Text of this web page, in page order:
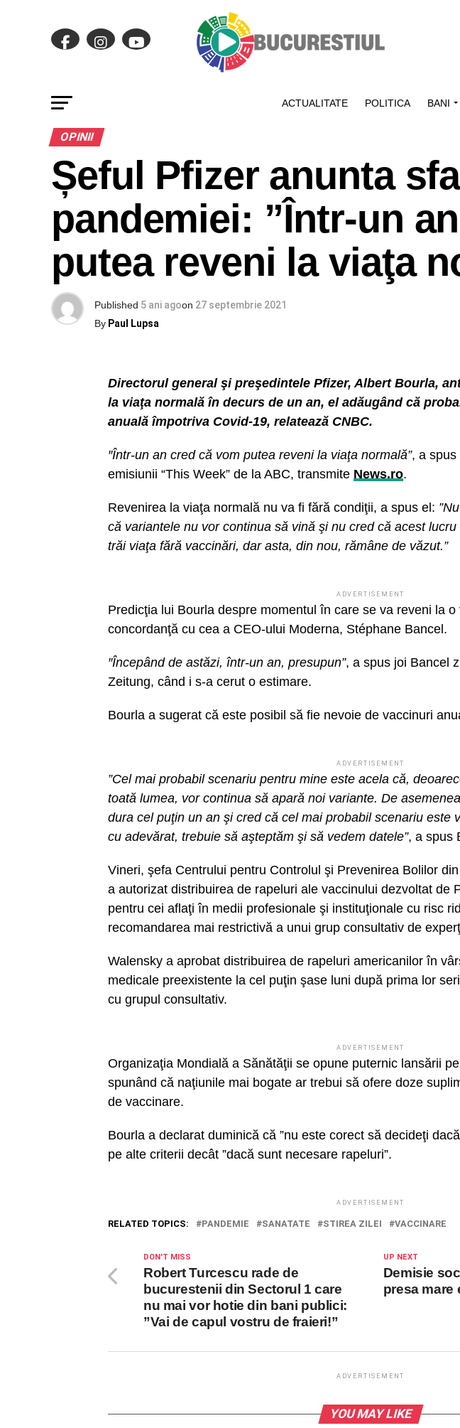
ACTUALITATE POLITICA BANI
OPINII
Șeful Pfizer anunta
pandemiei: ”Într-un
putea reveni la viaţa
Published 5 ani agoon 27 septembrie 2021
By Paul Lupsa
Directorul general şi preşedintele Pfizer, Albert Bourla,
la viaţa normală în decurs de un an, el adăugând că
anuală împotriva Covid-19, relatează CNBC.
″Într-un an cred că vom putea reveni la viaţa normală”, a spus
emisiunii “This Week” de la ABC, transmite News.ro.
Revenirea la viaţa normală nu va fi fără condiţii, a spus el:
că variantele nu vor continua să vină şi nu cred că acest
trăi viaţa fără vaccinări, dar asta, din nou, rămâne de văzut.”
ADVERTISEMENT
Predicţia lui Bourla despre momentul în care se va reveni la
concordanţă cu cea a CEO-ului Moderna, Stéphane Bancel.
″Începând de astăzi, într-un an, presupun”, a spus joi Bancel
Zeitung, când i s-a cerut o estimare.
Bourla a sugerat că este posibil să fie nevoie de vaccinuri
ADVERTISEMENT
”Cel mai probabil scenariu pentru mine este acela că,
toată lumea, vor continua să apară noi variante. De
dura cel puţin un an şi cred că cel mai probabil scenariu este
cu adevărat, trebuie să aşteptăm şi să vedem datele”, a spus
Vineri, şefa Centrului pentru Controlul şi Prevenirea Bolilor
a autorizat distribuirea de rapeluri ale vaccinului dezvoltat de
pentru cei aflaţi în medii profesionale şi instituţionale cu risc
recomandarea mai restrictivă a unui grup consultativ de
Walensky a aprobat distribuirea de rapeluri americanilor în
medicale preexistente la cel puţin şase luni după prima lor
cu grupul consultativ.
ADVERTISEMENT
Organizaţia Mondială a Sănătăţii se opune puternic lansării
spunând că naţiunile mai bogate ar trebui să ofere doze
de vaccinare.
Bourla a declarat duminică că ”nu este corect să decideţi
pe alte criterii decât ”dacă sunt necesare rapeluri”.
ADVERTISEMENT
RELATED TOPICS: PANDEMIE SANATATE STIREA ZILEI VACCINARE
UP NEXT
Demisie
presa mare
DON'T MISS
Robert Turcescu rade de
bucurestenii din Sectorul 1 care
nu mai vor hotie din bani publici:
”Vai de capul vostru de fraieri!”
ADVERTISEMENT
YOU MAY LIKE